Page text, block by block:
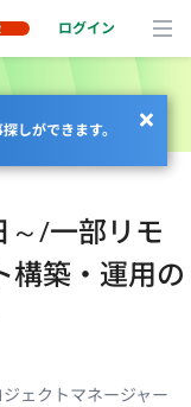
ログイン
しができます。
～/一部リモ
構築・運用の
ェクトマネージャー